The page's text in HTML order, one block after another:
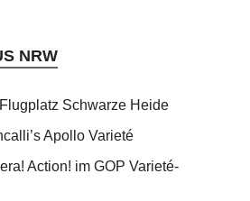
NRW
Schwarze Heide
Apollo Varieté
Action! im GOP Varieté-